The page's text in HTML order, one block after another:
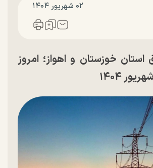
۰۲ شهريور ۱۴۰۴
خوزستان و اهواز؛ امروز